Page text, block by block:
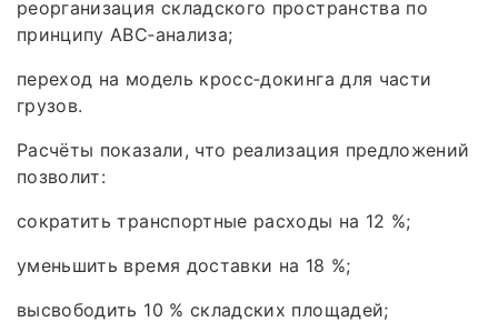
реорганизация складского пространства по
принципу ABC‑анализа;
переход на модель кросс‑докинга для части
грузов.
Расчёты показали, что реализация предложений
позволит:
сократить транспортные расходы на 12 %;
уменьшить время доставки на 18 %;
высвободить 10 % складских площадей;